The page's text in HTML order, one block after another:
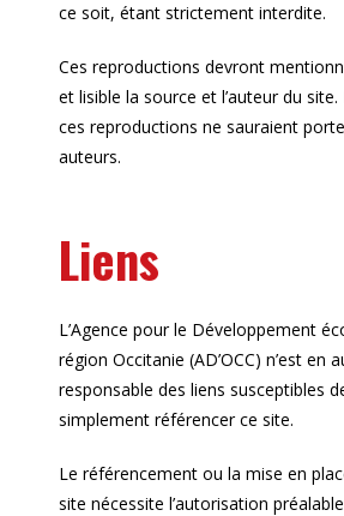
ce soit, étant strictement interdite.
Ces reproductions devront
et lisible la source et l’auteur du site.
ces reproductions ne sauraient
auteurs.
Liens
L’Agence pour le Développement
région Occitanie (AD’OCC) n’est en
responsable des liens susceptibles
simplement référencer ce site.
Le référencement ou la mise en
site nécessite l’autorisation